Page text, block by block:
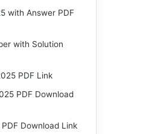
with Answer PDF
with Solution
PDF Link
PDF Download
Download Link